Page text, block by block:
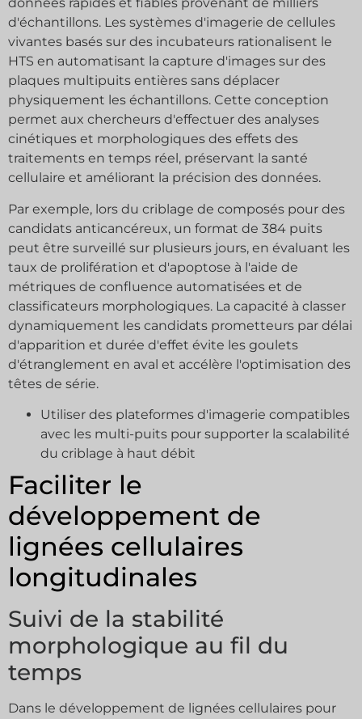
d'échantillons. Les systèmes d'imagerie de cellules
vivantes basés sur des incubateurs rationalisent le
HTS en automatisant la capture d'images sur des
plaques multipuits entières sans déplacer
physiquement les échantillons. Cette conception
permet aux chercheurs d'effectuer des analyses
cinétiques et morphologiques des effets des
traitements en temps réel, préservant la santé
cellulaire et améliorant la précision des données.
Par exemple, lors du criblage de composés pour des
candidats anticancéreux, un format de 384 puits
peut être surveillé sur plusieurs jours, en évaluant les
taux de prolifération et d'apoptose à l'aide de
métriques de confluence automatisées et de
classificateurs morphologiques. La capacité à classer
dynamiquement les candidats prometteurs par délai
d'apparition et durée d'effet évite les goulets
d'étranglement en aval et accélère l'optimisation des
têtes de série.
Utiliser des plateformes d'imagerie compatibles
avec les multi-puits pour supporter la scalabilité
du criblage à haut débit
Faciliter le
développement de
lignées cellulaires
longitudinales
Suivi de la stabilité
morphologique au fil du
temps
Dans le développement de lignées cellulaires pour